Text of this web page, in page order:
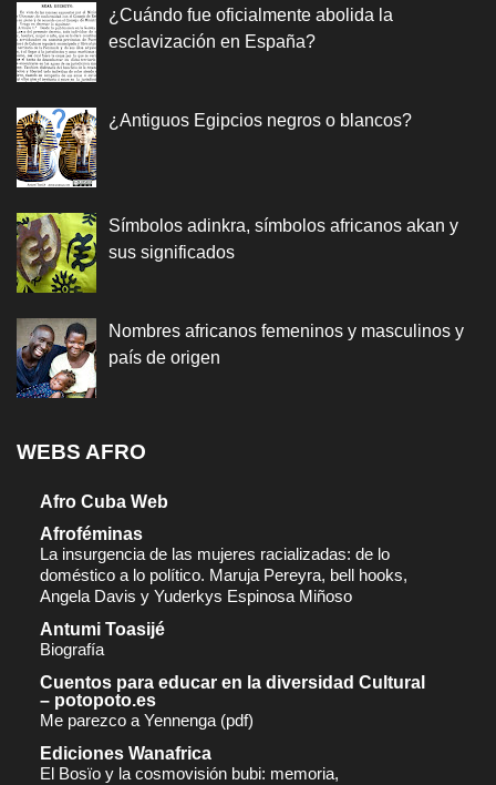
¿Cuándo fue oficialmente abolida la
esclavización en España?
¿Antiguos Egipcios negros o blancos?
Símbolos adinkra, símbolos africanos akan y
sus significados
Nombres africanos femeninos y masculinos y
país de origen
WEBS AFRO
Afro Cuba Web
Afroféminas
La insurgencia de las mujeres racializadas: de lo
doméstico a lo político. Maruja Pereyra, bell hooks,
Angela Davis y Yuderkys Espinosa Miñoso
Antumi Toasijé
Biografía
Cuentos para educar en la diversidad Cultural
– potopoto.es
Me parezco a Yennenga (pdf)
Ediciones Wanafrica
El Bosïo y la cosmovisión bubi: memoria,